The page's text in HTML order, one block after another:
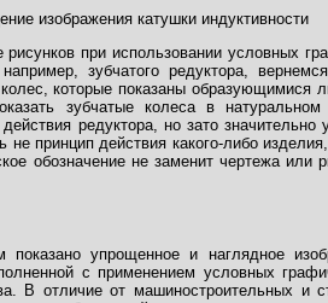
изображения катушки индуктивности
при использовании условных
зубчатого редуктора,
которые показаны образующимися
зубчатые колеса в
редуктора, но зато значительно
не принцип действия какого-либо
обозначение не заменит чертежа или
упрощенное и наглядное
с применением условных
В отличие от машиностроительных и